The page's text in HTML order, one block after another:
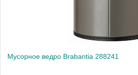
Мусорное ведро Brabantia 288241